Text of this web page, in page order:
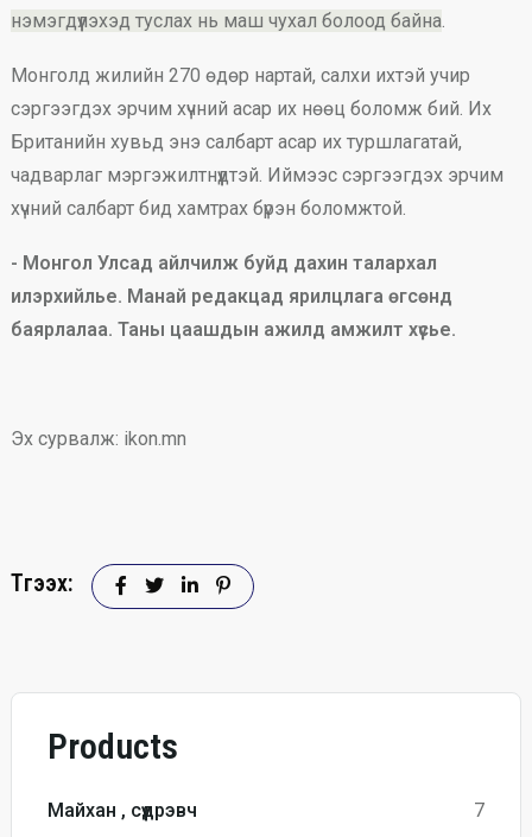
нэмэгдүүлэхэд туслах нь маш чухал болоод байна
Монголд жилийн 270 өдөр нартай, салхи ихтэй учир
сэргээгдэх эрчим хүчний асар их нөөц боломж бий. Их
Британийн хувьд энэ салбарт асар их туршлагатай,
чадварлаг мэргэжилтнүүдтэй. Иймээс сэргээгдэх эрчим
хүчний салбарт бид хамтрах бүрэн боломжтой.
- Монгол Улсад айлчилж буйд дахин талархал
илэрхийлье. Манай редакцад ярилцлага өгсөнд
баярлалаа. Таны цаашдын ажилд амжилт хүсье.
Эх сурвалж: ikon.mn
Түгээх:
Products
Майхан , сүүдрэвч 7